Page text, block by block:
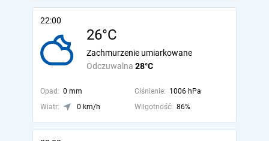
22:00
26°C
Odczuwalna 28°C
Zachmurzenie umiarkowane
Opad: 0 mm Ciśnienie: 1006 hPa
Wiatr:
0 km/h Wilgotność: 86%